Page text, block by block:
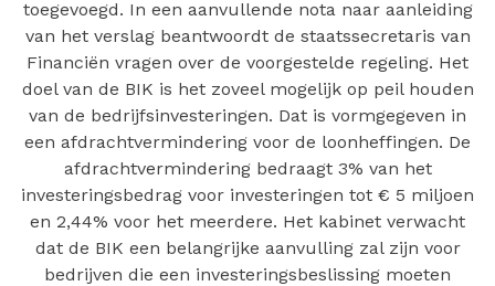
toegevoegd. In een aanvullende nota naar aanleiding
van het verslag beantwoordt de staatssecretaris van
Financiën vragen over de voorgestelde regeling. Het
doel van de BIK is het zoveel mogelijk op peil houden
van de bedrijfsinvesteringen. Dat is vormgegeven in
een afdrachtvermindering voor de loonheffingen. De
afdrachtvermindering bedraagt 3% van het
investeringsbedrag voor investeringen tot € 5 miljoen
en 2,44% voor het meerdere. Het kabinet verwacht
dat de BIK een belangrijke aanvulling zal zijn voor
bedrijven die een investeringsbeslissing moeten